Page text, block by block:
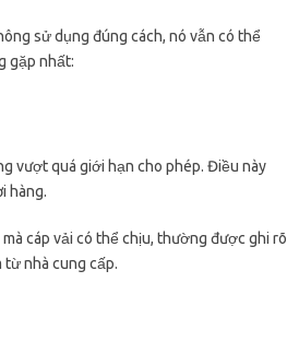
sử dụng đúng cách, nó vẫn có thể
gặp nhất:
vượt quá giới hạn cho phép. Điều này
hàng.
cáp vải có thể chịu, thường được ghi rõ
từ nhà cung cấp.